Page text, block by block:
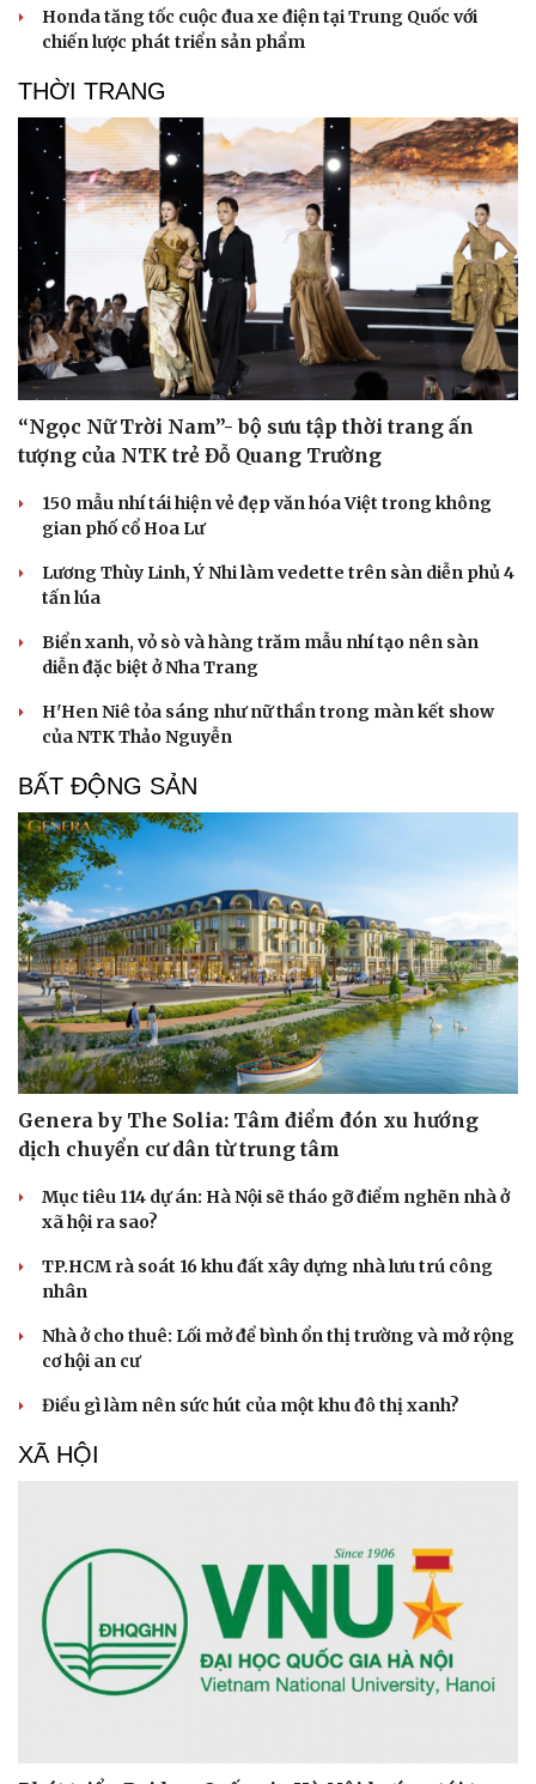
Văn hóa
Sân khấu - Điện ảnh
Văn học
Âm nhạc
Giải trí
Nghệ sĩ
Thời trang
Sao Việt
Honda tăng tốc cuộc đua xe điện tại Trung Quốc với
chiến lược phát triển sản phẩm
THỜI TRANG
“Ngọc Nữ Trời Nam”- bộ sưu tập thời trang ấn
tượng của NTK trẻ Đỗ Quang Trường
150 mẫu nhí tái hiện vẻ đẹp văn hóa Việt trong không
gian phố cổ Hoa Lư
Lương Thùy Linh, Ý Nhi làm vedette trên sàn diễn phủ 4
tấn lúa
Biển xanh, vỏ sò và hàng trăm mẫu nhí tạo nên sàn
diễn đặc biệt ở Nha Trang
H'Hen Niê tỏa sáng như nữ thần trong màn kết show
của NTK Thảo Nguyễn
BẤT ĐỘNG SẢN
Genera by The Solia: Tâm điểm đón xu hướng
dịch chuyển cư dân từ trung tâm
Mục tiêu 114 dự án: Hà Nội sẽ tháo gỡ điểm nghẽn nhà ở
xã hội ra sao?
TP.HCM rà soát 16 khu đất xây dựng nhà lưu trú công
nhân
Nhà ở cho thuê: Lối mở để bình ổn thị trường và mở rộng
cơ hội an cư
Điều gì làm nên sức hút của một khu đô thị xanh?
XÃ HỘI